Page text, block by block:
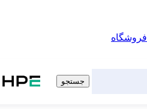
فروشگاه
جستجو